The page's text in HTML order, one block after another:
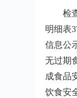
检
明细表
信息公
无过期
成食品
饮食安